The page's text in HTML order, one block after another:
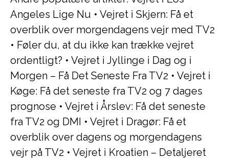
Angeles Lige Nu • Vejret i Skjern: Få et
overblik over morgendagens vejr med TV2
• Føler du, at du ikke kan trække vejret
ordentligt? • Vejret i Jyllinge i Dag og i
Morgen – Få Det Seneste Fra TV2 • Vejret i
Køge: Få det seneste fra TV2 og 7 dages
prognose • Vejret i Årslev: Få det seneste
fra TV2 og DMI • Vejret i Dragør: Få et
overblik over dagens og morgendagens
vejr på TV2 • Vejret i Kroatien – Detaljeret